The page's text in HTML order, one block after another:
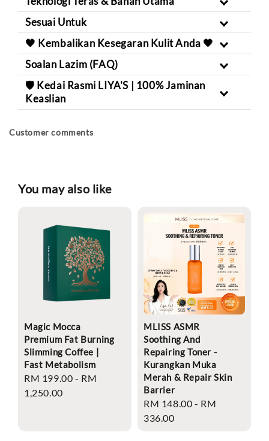
Sesuai Untuk
🖤 Kembalikan Kesegaran Kulit Anda 🖤
Soalan Lazim (FAQ)
🛡️ Kedai Rasmi LIYA'S | 100% Jaminan
Keaslian
Customer comments
You may also like
Magic Mocca
Premium Fat Burning
Slimming Coffee |
Fast Metabolism
Regular
price
RM 199.00 - RM
1,250.00
MLISS ASMR
Soothing And
Repairing Toner -
Kurangkan Muka
Merah & Repair Skin
Barrier
Regular
price
RM 148.00 - RM
336.00